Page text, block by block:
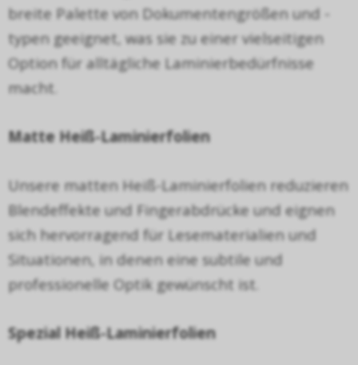
breite Palette von Dokumentengrößen und -
typen geeignet, was sie zu einer vielseitigen
Option für alltägliche Laminierbedürfnisse
macht.
Matte Heiß-Laminierfolien
Unsere matten Heiß-Laminierfolien reduzieren
Blendeffekte und Fingerabdrücke und eignen
sich hervorragend für Lesematerialien und
Situationen, in denen eine subtile und
professionelle Optik gewünscht ist.
Spezial Heiß-Laminierfolien